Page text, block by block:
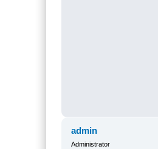
admin
Administrator